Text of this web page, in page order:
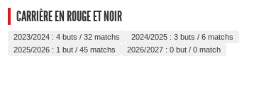
CARRIÈRE EN ROUGE ET NOIR
2023/2024 : 4 buts / 32 matchs
2024/2025 : 3 buts / 6 matchs
2025/2026 : 1 but / 45 matchs
2026/2027 : 0 but / 0 match